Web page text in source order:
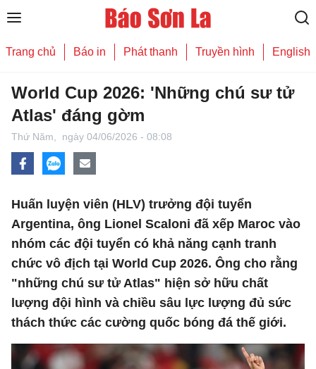
Trang chủ Báo in Phát thanh Truyền hình English
World Cup 2026: 'Những chú sư tử
Atlas' đáng gờm
Thứ Năm, ngày 04/06/2026 - 08:08
Huấn luyện viên (HLV) trưởng đội tuyển
Argentina, ông Lionel Scaloni đã xếp Maroc vào
nhóm các đội tuyển có khả năng cạnh tranh
chức vô địch tại World Cup 2026. Ông cho rằng
"những chú sư tử Atlas" hiện sở hữu chất
lượng đội hình và chiều sâu lực lượng đủ sức
thách thức các cường quốc bóng đá thế giới.